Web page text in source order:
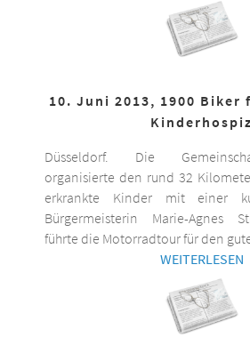
10. Juni 2013, 1900 Biker
Kinderhospiz
Düsseldorf. Die
organisierte den rund 32
erkrankte Kinder mit einer
Bürgermeisterin Marie-Agnes
führte die Motorradtour für den
WEITERLESEN